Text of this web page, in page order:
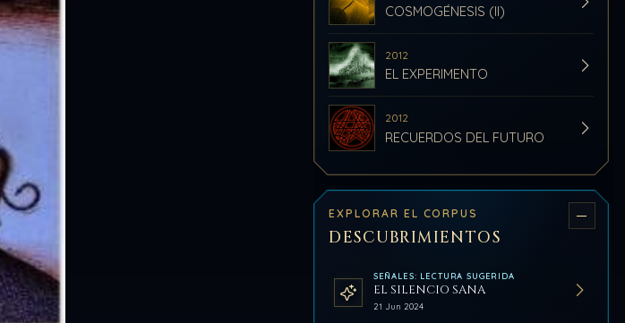
COSMOGÉNESIS (II)
2012
EL EXPERIMENTO
2012
RECUERDOS DEL FUTURO
EXPLORAR EL CORPUS
DESCUBRIMIENTOS
SEÑALES: LECTURA SUGERIDA
EL SILENCIO SANA
21 Jun 2024